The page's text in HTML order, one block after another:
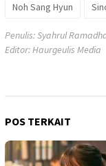
Noh Sang Hyun
Penulis: Syahrul
Editor: Haurgeulis Media
POS TERKAIT